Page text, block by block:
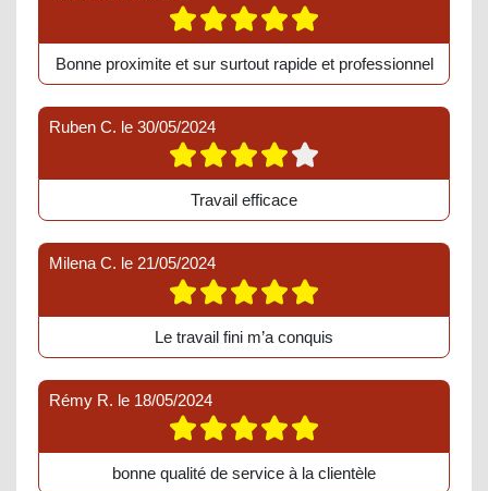
Bonne proximite et sur surtout rapide et professionnel
Ruben C. le 30/05/2024
Travail efficace
Milena C. le 21/05/2024
Le travail fini m’a conquis
Rémy R. le 18/05/2024
bonne qualité de service à la clientèle